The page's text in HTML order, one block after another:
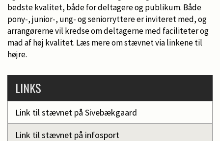
bedste kvalitet, både for deltagere og publikum. Både
pony-, junior-, ung- og seniorryttere er inviteret med, og
arrangørerne vil kredse om deltagerne med faciliteter og
mad af høj kvalitet. Læs mere om stævnet via linkene til
højre.
LINKS
Link til stævnet på Sivebækgaard
Link til stævnet på infosport